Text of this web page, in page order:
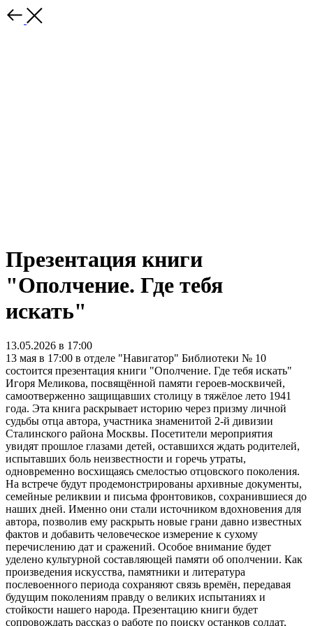
Презентация книги
"Ополчение. Где тебя
искать"
13.05.2026 в 17:00
13 мая в 17:00 в отделе "Навигатор" Библиотеки № 10
состоится презентация книги "Ополчение. Где тебя искать"
Игоря Меликова, посвящённой памяти героев-москвичей,
самоотверженно защищавших столицу в тяжёлое лето 1941
года. Эта книга раскрывает историю через призму личной
судьбы отца автора, участника знаменитой 2-й дивизии
Сталинского района Москвы. Посетители мероприятия
увидят прошлое глазами детей, оставшихся ждать родителей,
испытавших боль неизвестности и горечь утраты,
одновременно восхищаясь смелостью отцовского поколения.
На встрече будут продемонстрированы архивные документы,
семейные реликвии и письма фронтовиков, сохранившиеся до
наших дней. Именно они стали источником вдохновения для
автора, позволив ему раскрыть новые грани давно известных
фактов и добавить человеческое измерение к сухому
перечислению дат и сражений. Особое внимание будет
уделено культурной составляющей памяти об ополчении. Как
произведения искусства, памятники и литература
послевоенного периода сохраняют связь времён, передавая
будущим поколениям правду о великих испытаниях и
стойкости нашего народа. Презентацию книги будет
сопровождать рассказ о работе по поиску останков солдат,